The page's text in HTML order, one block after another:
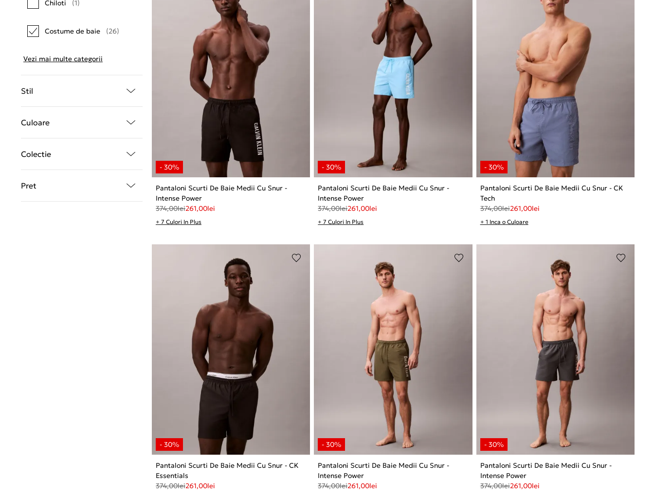
Chiloti (1)
Costume de baie (26)
Vezi mai multe categorii
Stil
Culoare
Colectie
Pret
Pantaloni Scurti De Baie Medii Cu Snur -
Intense Power
374,00lei261,00lei
+ 7 Culori In Plus
Pantaloni Scurti De Baie Medii Cu Snur -
Intense Power
374,00lei261,00lei
+ 7 Culori In Plus
Pantaloni Scurti De Baie Medii Cu Snur - CK
Tech
374,00lei261,00lei
+ 1 Inca o Culoare
Pantaloni Scurti De Baie Medii Cu Snur - CK
Essentials
374,00lei261,00lei
Pantaloni Scurti De Baie Medii Cu Snur -
Intense Power
374,00lei261,00lei
Pantaloni Scurti De Baie Medii Cu Snur -
Intense Power
374,00lei261,00lei